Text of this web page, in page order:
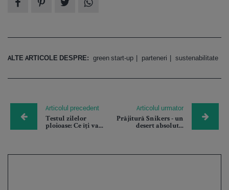
ALTE ARTICOLE DESPRE: green start-up parteneri sustenabilitate
Articolul precedent
Testul zilelor
ploioase: Ce îți va...
Articolul urmator
Prăjitură Snikers - un
desert absolut...